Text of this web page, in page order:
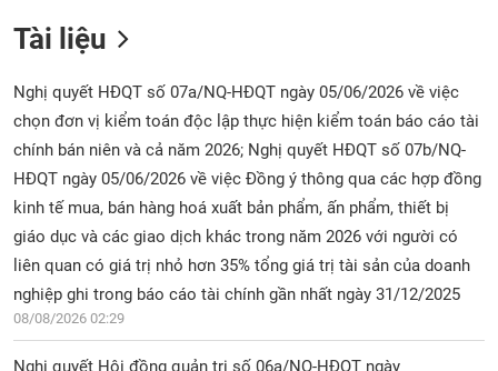
Tài liệu
Nghị quyết HĐQT số 07a/NQ-HĐQT ngày 05/06/2026 về việc
chọn đơn vị kiểm toán độc lập thực hiện kiểm toán báo cáo tài
chính bán niên và cả năm 2026; Nghị quyết HĐQT số 07b/NQ-
HĐQT ngày 05/06/2026 về việc Đồng ý thông qua các hợp đồng
kinh tế mua, bán hàng hoá xuất bản phẩm, ấn phẩm, thiết bị
giáo dục và các giao dịch khác trong năm 2026 với người có
liên quan có giá trị nhỏ hơn 35% tổng giá trị tài sản của doanh
nghiệp ghi trong báo cáo tài chính gần nhất ngày 31/12/2025
08/08/2026 02:29
Nghị quyết Hội đồng quản trị số 06a/NQ-HĐQT ngày